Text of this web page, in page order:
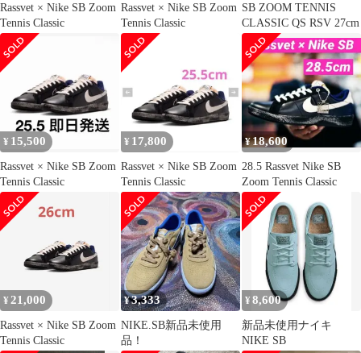
Rassvet × Nike SB Zoom
Tennis Classic
Rassvet × Nike SB Zoom
Tennis Classic
SB ZOOM TENNIS
CLASSIC QS RSV 27cm
¥ 15,500
Rassvet × Nike SB Zoom
Tennis Classic
¥ 17,800
Rassvet × Nike SB Zoom
Tennis Classic
¥18,600
28.5 Rassvet Nike SB
Zoom Tennis Classic
¥ 21,000
Rassvet × Nike SB Zoom
Tennis Classic
¥3,333
NIKE.SB新品未使用
品！
¥8,600
新品未使用ナイキ
NIKE SB